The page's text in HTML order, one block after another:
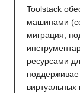
Toolstack
машинами
миграция,
ресурсами